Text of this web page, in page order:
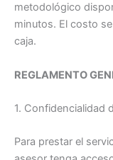
metodológico
minutos. El costo
caja.
REGLAMENTO
1. Confidencialidad
Para prestar el